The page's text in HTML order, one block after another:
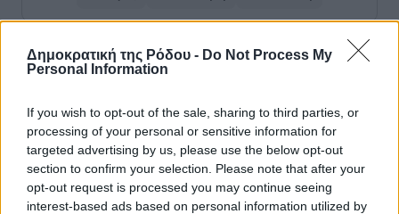
Δημοκρατική της Ρόδου - Do Not Process My
Personal Information
If you wish to opt-out of the sale, sharing to third parties, or
processing of your personal or sensitive information for
targeted advertising by us, please use the below opt-out
section to confirm your selection. Please note that after your
opt-out request is processed you may continue seeing
interest-based ads based on personal information utilized by
Δείτε περισσότερα άρθρα μας στα αποτελέσματα αναζήτησης
Add Dimokratiki.gr on Google ↗
Ακολουθήστε μας στο Google News ★ ↗
Στο Google News πατήστε ★ Ακολουθήστε